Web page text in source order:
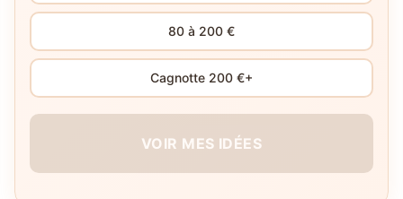
80 à 200 €
Cagnotte 200 €+
VOIR MES IDÉES